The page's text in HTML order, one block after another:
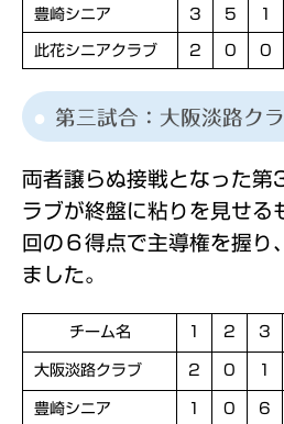
豊崎シニア 3 5 1
此花シニアクラブ 2 0 0
第三試合：大阪淡路ク
両者譲らぬ接戦となった第
ラブが終盤に粘りを見せる
回の６得点で主導権を握り
ました。
チーム名 1 2 3
大阪淡路クラブ 2 0 1
豊崎シニア 1 0 6